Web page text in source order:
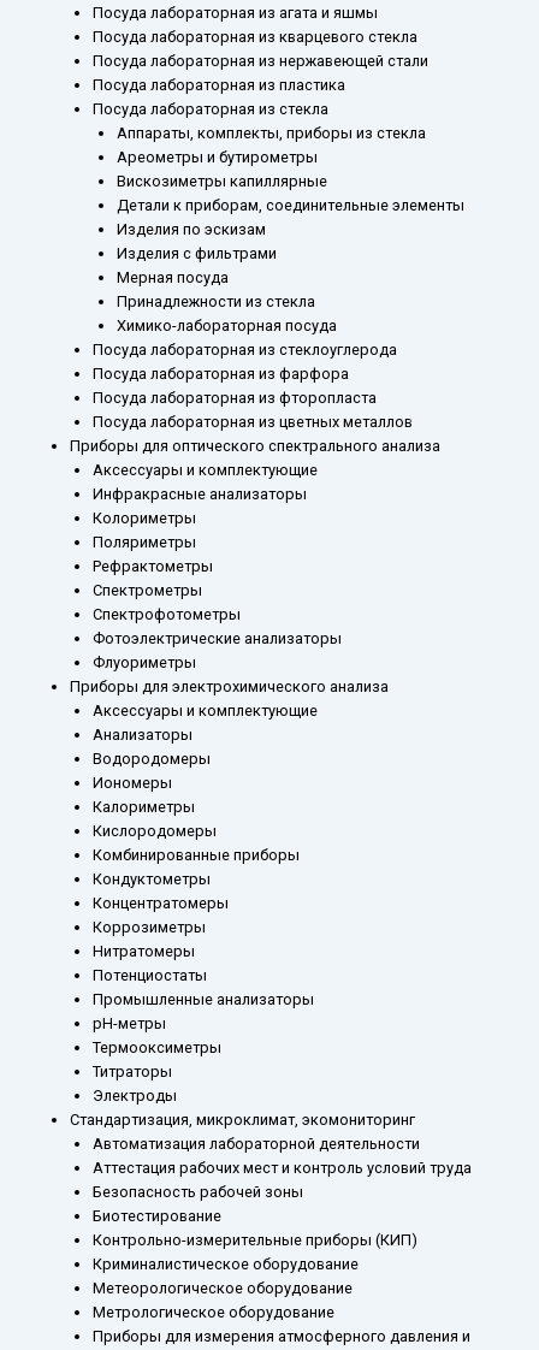
Посуда лабораторная из агата и яшмы
Посуда лабораторная из кварцевого стекла
Посуда лабораторная из нержавеющей стали
Посуда лабораторная из пластика
Посуда лабораторная из стекла
Аппараты, комплекты, приборы из стекла
Ареометры и бутирометры
Вискозиметры капиллярные
Детали к приборам, соединительные элементы
Изделия по эскизам
Изделия с фильтрами
Мерная посуда
Принадлежности из стекла
Химико-лабораторная посуда
Посуда лабораторная из стеклоуглерода
Посуда лабораторная из фарфора
Посуда лабораторная из фторопласта
Посуда лабораторная из цветных металлов
Приборы для оптического спектрального анализа
Аксессуары и комплектующие
Инфракрасные анализаторы
Колориметры
Поляриметры
Рефрактометры
Спектрометры
Спектрофотометры
Фотоэлектрические анализаторы
Флуориметры
Приборы для электрохимического анализа
Аксессуары и комплектующие
Анализаторы
Водородомеры
Иономеры
Калориметры
Кислородомеры
Комбинированные приборы
Кондуктометры
Концентратомеры
Коррозиметры
Нитратомеры
Потенциостаты
Промышленные анализаторы
рН-метры
Термооксиметры
Титраторы
Электроды
Стандартизация, микроклимат, экомониторинг
Автоматизация лабораторной деятельности
Аттестация рабочих мест и контроль условий труда
Безопасность рабочей зоны
Биотестирование
Контрольно-измерительные приборы (КИП)
Криминалистическое оборудование
Метеорологическое оборудование
Метрологическое оборудование
Приборы для измерения атмосферного давления и